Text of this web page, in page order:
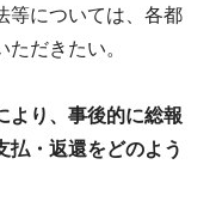
等については、各都
だきたい。
り、事後的に総報
払・返還をどのよう